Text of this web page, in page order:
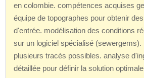
en colombie. compétences acquises
équipe de topographes pour obtenir
d'entrée. modélisation des conditions
sur un logiciel spécialisé (sewergems).
plusieurs tracés possibles. analyse
détaillée pour définir la solution